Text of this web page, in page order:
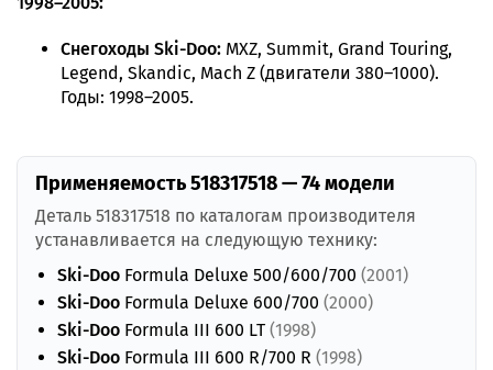
Снегоходы Ski-Doo: MXZ, Summit, Grand Touring,
Legend, Skandic, Mach Z (двигатели 380–1000).
Годы: 1998–2005.
Применяемость 518317518 — 74 модели
Деталь 518317518 по каталогам производителя
устанавливается на следующую технику:
Ski-Doo Formula Deluxe 500/600/700 (2001)
Ski-Doo Formula Deluxe 600/700 (2000)
Ski-Doo Formula III 600 LT (1998)
Ski-Doo Formula III 600 R/700 R (1998)